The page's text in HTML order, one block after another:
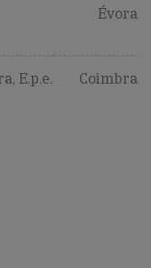
Évora
E.p.e. Coimbra